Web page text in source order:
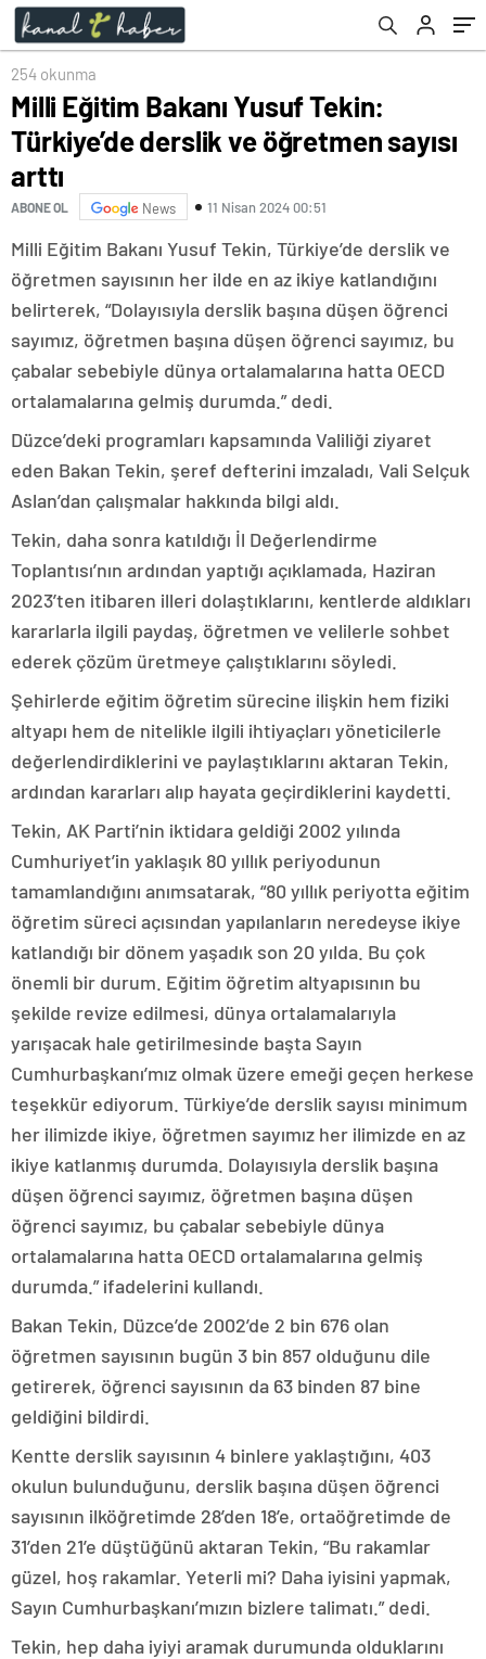
254 okunma
Milli Eğitim Bakanı Yusuf Tekin:
Türkiye’de derslik ve öğretmen sayısı
arttı
ABONE OL News 11 Nisan 2024 00:51
Milli Eğitim Bakanı Yusuf Tekin, Türkiye’de derslik ve
öğretmen sayısının her ilde en az ikiye katlandığını
belirterek, “Dolayısıyla derslik başına düşen öğrenci
sayımız, öğretmen başına düşen öğrenci sayımız, bu
çabalar sebebiyle dünya ortalamalarına hatta OECD
ortalamalarına gelmiş durumda.” dedi.
Düzce’deki programları kapsamında Valiliği ziyaret
eden Bakan Tekin, şeref defterini imzaladı, Vali Selçuk
Aslan’dan çalışmalar hakkında bilgi aldı.
Tekin, daha sonra katıldığı İl Değerlendirme
Toplantısı’nın ardından yaptığı açıklamada, Haziran
2023’ten itibaren illeri dolaştıklarını, kentlerde aldıkları
kararlarla ilgili paydaş, öğretmen ve velilerle sohbet
ederek çözüm üretmeye çalıştıklarını söyledi.
Şehirlerde eğitim öğretim sürecine ilişkin hem fiziki
altyapı hem de nitelikle ilgili ihtiyaçları yöneticilerle
değerlendirdiklerini ve paylaştıklarını aktaran Tekin,
ardından kararları alıp hayata geçirdiklerini kaydetti.
Tekin, AK Parti’nin iktidara geldiği 2002 yılında
Cumhuriyet’in yaklaşık 80 yıllık periyodunun
tamamlandığını anımsatarak, “80 yıllık periyotta eğitim
öğretim süreci açısından yapılanların neredeyse ikiye
katlandığı bir dönem yaşadık son 20 yılda. Bu çok
önemli bir durum. Eğitim öğretim altyapısının bu
şekilde revize edilmesi, dünya ortalamalarıyla
yarışacak hale getirilmesinde başta Sayın
Cumhurbaşkanı’mız olmak üzere emeği geçen herkese
teşekkür ediyorum. Türkiye’de derslik sayısı minimum
her ilimizde ikiye, öğretmen sayımız her ilimizde en az
ikiye katlanmış durumda. Dolayısıyla derslik başına
düşen öğrenci sayımız, öğretmen başına düşen
öğrenci sayımız, bu çabalar sebebiyle dünya
ortalamalarına hatta OECD ortalamalarına gelmiş
durumda.” ifadelerini kullandı.
Bakan Tekin, Düzce’de 2002’de 2 bin 676 olan
öğretmen sayısının bugün 3 bin 857 olduğunu dile
getirerek, öğrenci sayısının da 63 binden 87 bine
geldiğini bildirdi.
Kentte derslik sayısının 4 binlere yaklaştığını, 403
okulun bulunduğunu, derslik başına düşen öğrenci
sayısının ilköğretimde 28’den 18’e, ortaöğretimde de
31’den 21’e düştüğünü aktaran Tekin, “Bu rakamlar
güzel, hoş rakamlar. Yeterli mi? Daha iyisini yapmak,
Sayın Cumhurbaşkanı’mızın bizlere talimatı.” dedi.
Tekin, hep daha iyiyi aramak durumunda olduklarını